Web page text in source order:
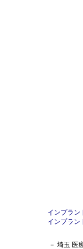
インプラン
インプラン
－ 埼玉 医